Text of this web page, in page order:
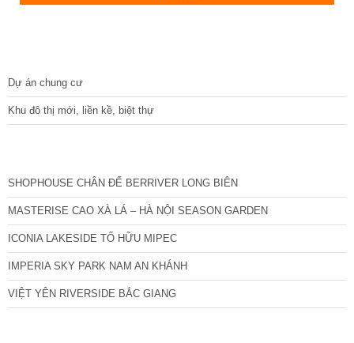
Dự án chung cư
Khu đô thị mới, liền kề, biệt thự
SHOPHOUSE CHÂN ĐẾ BERRIVER LONG BIÊN
MASTERISE CAO XÀ LÁ – HÀ NỘI SEASON GARDEN
ICONIA LAKESIDE TỐ HỮU MIPEC
IMPERIA SKY PARK NAM AN KHÁNH
VIỆT YÊN RIVERSIDE BẮC GIANG